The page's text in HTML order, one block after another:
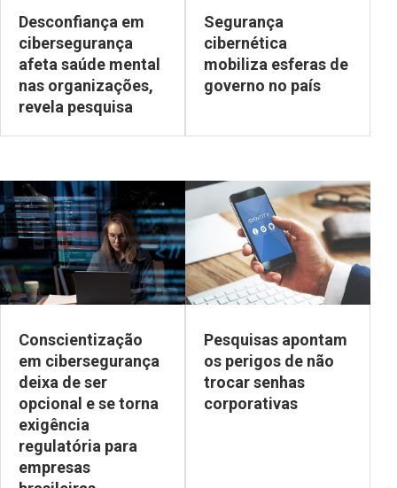
Desconfiança em
cibersegurança
afeta saúde mental
nas organizações,
revela pesquisa
Segurança
cibernética
mobiliza esferas de
governo no país
Conscientização
em cibersegurança
deixa de ser
opcional e se torna
exigência
regulatória para
empresas
Pesquisas apontam
os perigos de não
trocar senhas
corporativas